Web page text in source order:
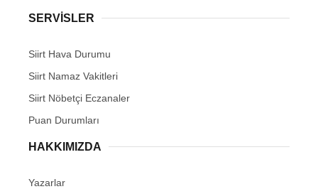
SERVİSLER
Siirt Hava Durumu
Siirt Namaz Vakitleri
Siirt Nöbetçi Eczanaler
Puan Durumları
HAKKIMIZDA
Yazarlar